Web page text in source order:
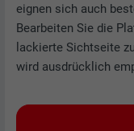
eignen sich auch
Bearbeiten Sie die
lackierte Sichtseite
wird ausdrücklich